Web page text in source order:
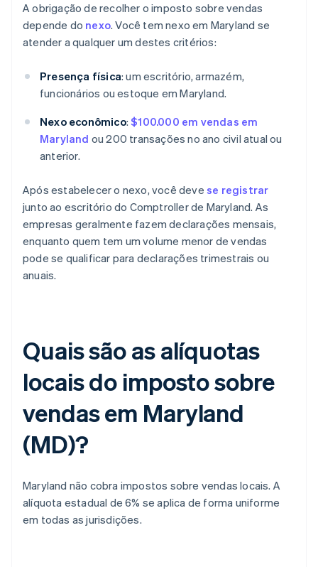
A obrigação de recolher o imposto sobre vendas
depende do nexo. Você tem nexo em Maryland se
atender a qualquer um destes critérios:
Presença física: um escritório, armazém,
funcionários ou estoque em Maryland.
Nexo econômico:$100.000 em vendas em
Maryland ou 200 transações no ano civil atual ou
anterior.
Após estabelecer o nexo, você deve se registrar
junto ao escritório do Comptroller de Maryland. As
empresas geralmente fazem declarações mensais,
enquanto quem tem um volume menor de vendas
pode se qualificar para declarações trimestrais ou
anuais.
Quais são as alíquotas
locais do imposto sobre
vendas em Maryland
(MD)?
Maryland não cobra impostos sobre vendas locais. A
alíquota estadual de 6% se aplica de forma uniforme
em todas as jurisdições.